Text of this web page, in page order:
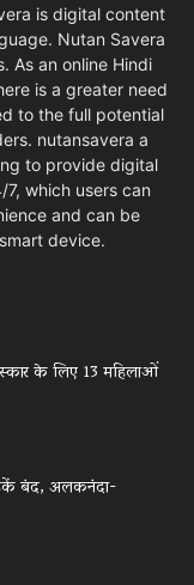
is digital content
Nutan Savera
As an online Hindi
is a greater need
to the full potential
nutansavera a
to provide digital
which users can
and can be
device.
के लिए 13 महिलाओं
बंद, अलकनंदा-